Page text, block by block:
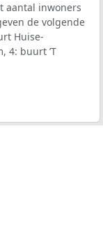
aantal inwoners
de volgende
Huise-
4: buurt ’T